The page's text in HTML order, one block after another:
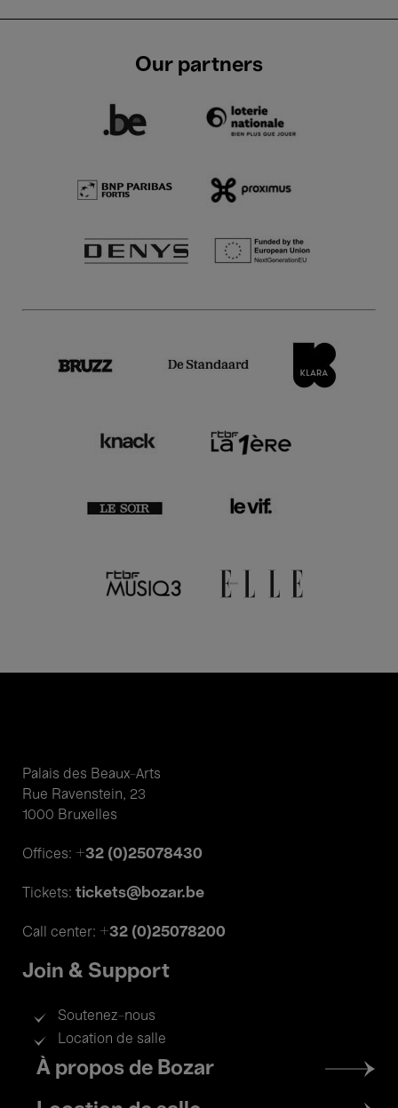
Piano
Musique de chambre
Frank Braley et les artistes en
- 18:30
Our partners
Palais des Beaux-Arts
Rue Ravenstein, 23
1000 Bruxelles
Offices: +32 (0)25078430
Tickets: tickets@bozar.be
Call center: +32 (0)25078200
Join & Support
Soutenez-nous
Location de salle
Footer
menu
À propos de Bozar